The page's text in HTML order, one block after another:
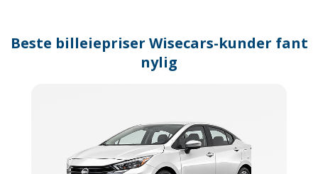
changing
Beste billeiepriser Wisecars-kunder fant
nylig